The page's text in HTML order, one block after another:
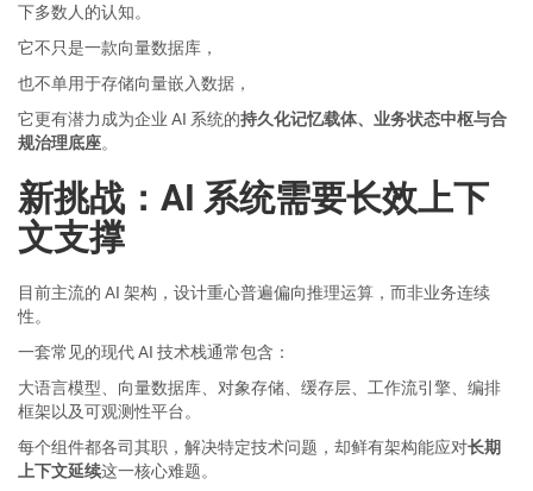
下多数人的认知。
它不只是一款向量数据库，
也不单用于存储向量嵌入数据，
它更有潜力成为企业 AI 系统的持久化记忆载体、业务状态中枢与合
规治理底座。
新挑战：AI 系统需要长效上下
文支撑
目前主流的 AI 架构，设计重心普遍偏向推理运算，而非业务连续
性。
一套常见的现代 AI 技术栈通常包含：
大语言模型、向量数据库、对象存储、缓存层、工作流引擎、编排
框架以及可观测性平台。
每个组件都各司其职，解决特定技术问题，却鲜有架构能应对长期
上下文延续这一核心难题。